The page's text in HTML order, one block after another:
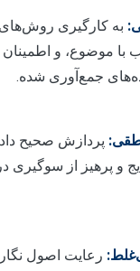
به کارگیری
با موضوع، و اطمینان
جمع‌آوری شده.
پردازش صحیح
و پرهیز از سوگیری در
رعایت اصول